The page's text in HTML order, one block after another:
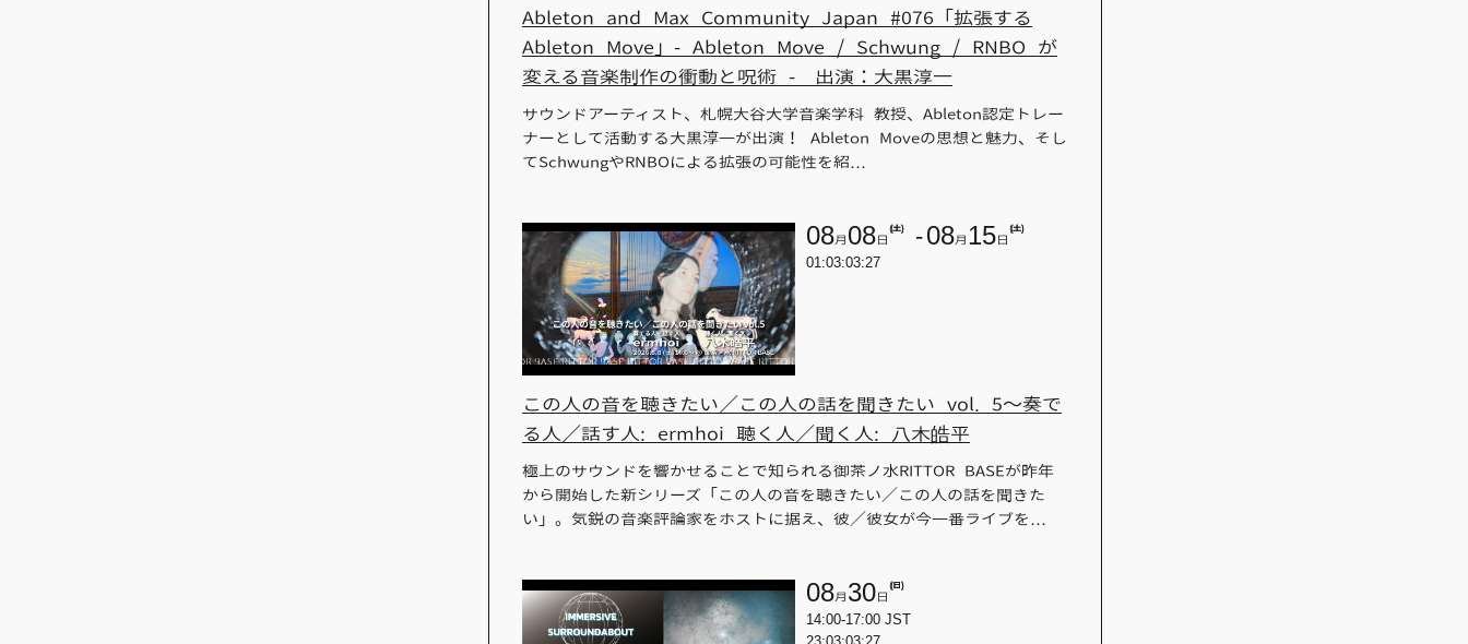
Ableton and Max Community Japan #076「拡張する
Ableton Move」- Ableton Move / Schwung / RNBO が
変える音楽制作の衝動と呪術 - 出演：大黒淳一
サウンドアーティスト、札幌大谷大学音楽学科 教授、Ableton認定トレー
ナーとして活動する大黒淳一が出演！ Ableton Moveの思想と魅力、そし
てSchwungやRNBOによる拡張の可能性を紹…
08月08日
(土) 08月15日
(土)
01:03:03:26
この人の音を聴きたい／この人の話を聞きたい vol. 5〜奏で
る人／話す人: ermhoi 聴く人／聞く人: 八木皓平
極上のサウンドを響かせることで知られる御茶ノ水RITTOR BASEが昨年
から開始した新シリーズ「この人の音を聴きたい／この人の話を聞きた
い」。気鋭の音楽評論家をホストに据え、彼／彼女が今一番ライブを…
08月30日
(日)
14:00-17:00 JST